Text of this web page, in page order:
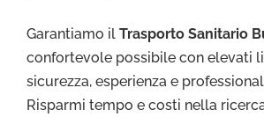
Garantiamo il Trasporto Sanitario
confortevole possibile con elevati
sicurezza, esperienza e
Risparmi tempo e costi nella